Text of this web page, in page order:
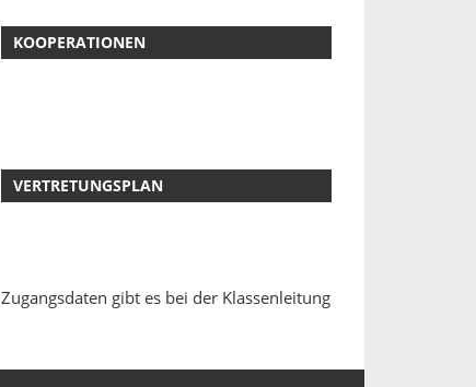
KOOPERATIONEN
VERTRETUNGSPLAN
Zugangsdaten gibt es bei der Klassenleitung